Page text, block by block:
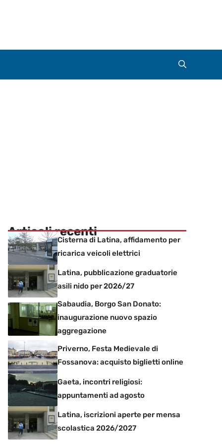
Articoli recenti
Cisterna di Latina, affidamento per
ricarica veicoli elettrici
Latina, pubblicazione graduatorie
asili nido per 2026/27
Sabaudia, Borgo San Donato:
inaugurazione nuovo spazio
aggregazione
Priverno, Festa Medievale di
Fossanova: acquisto biglietti online
Gaeta, incontri religiosi:
appuntamenti ad agosto
Latina, iscrizioni aperte per mensa
scolastica 2026/2027